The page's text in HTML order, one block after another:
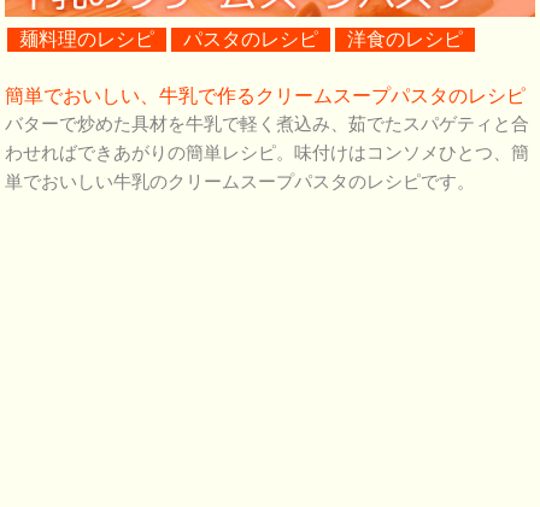
麺料理のレシピ パスタのレシピ 洋食のレシピ
簡単でおいしい、牛乳で作るクリームスープパスタのレシピ
バターで炒めた具材を牛乳で軽く煮込み、茹でたスパゲティと合
わせればできあがりの簡単レシピ。味付けはコンソメひとつ、簡
単でおいしい牛乳のクリームスープパスタのレシピです。